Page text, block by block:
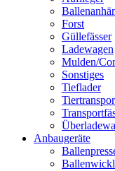
Forst
Güllefässer
Ladewagen
Mulden/
Sonstiges
Tieflader
Anbaugeräte